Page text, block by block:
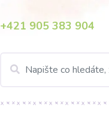
+421 905 383 904